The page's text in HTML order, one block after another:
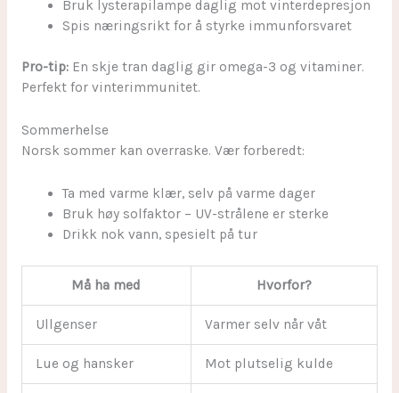
Bruk lysterapilampe daglig mot vinterdepresjon
Spis næringsrikt for å styrke immunforsvaret
Pro-tip:En skje tran daglig gir omega-3 og vitaminer.
Perfekt for vinterimmunitet.
Sommerhelse
Norsk sommer kan overraske. Vær forberedt:
Ta med varme klær, selv på varme dager
Bruk høy solfaktor – UV-strålene er sterke
Drikk nok vann, spesielt på tur
Må ha med Hvorfor?
Ullgenser Varmer selv når våt
Lue og hansker Mot plutselig kulde